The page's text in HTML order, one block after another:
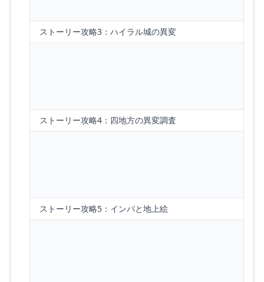
ストーリー攻略3：ハイラル城の異変
ストーリー攻略4：四地方の異変調査
ストーリー攻略5：インパと地上絵